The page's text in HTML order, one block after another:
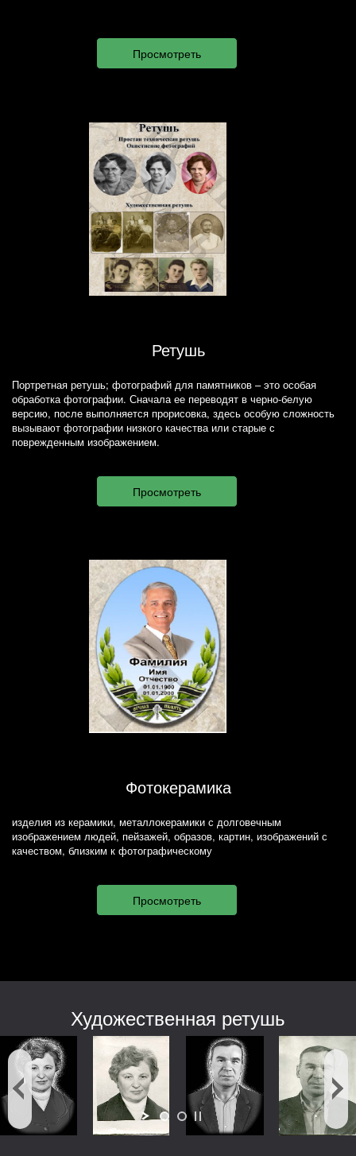
Ретушь
Портретная ретушь; фотографий для памятников – это особая
обработка фотографии. Сначала ее переводят в черно-белую
версию, после выполняется прорисовка, здесь особую сложность
вызывают фотографии низкого качества или старые с
поврежденным изображением.
Фотокерамика
изделия из керамики, металлокерамики с долговечным
изображением людей, пейзажей, образов, картин, изображений с
качеством, близким к фотографическому
Художественная ретушь